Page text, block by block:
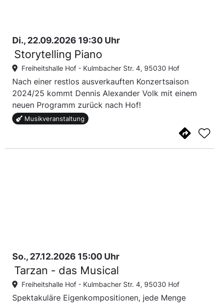
Di., 22.09.2026 19:30 Uhr
Storytelling Piano
Freiheitshalle Hof - Kulmbacher Str. 4, 95030 Hof
Nach einer restlos ausverkauften Konzertsaison
2024/25 kommt Dennis Alexander Volk mit einem
neuen Programm zurück nach Hof!
Musikveranstaltung
So., 27.12.2026 15:00 Uhr
Tarzan - das Musical
Freiheitshalle Hof - Kulmbacher Str. 4, 95030 Hof
Spektakuläre Eigenkompositionen, jede Menge